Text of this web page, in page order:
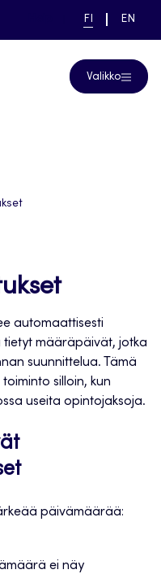
linkki pääsivustolle
NYKYINEN
FI
VAIHDA
EN
Valikko
automaattisesti
tietyt määräpäivät, jotka
suunnittelua. Tämä
silloin, kun
useita opintojaksoja.
päivämäärää:
ei näy